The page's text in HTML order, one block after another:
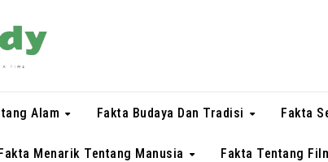
Alam Fakta Budaya Dan Tradisi Fakta
Menarik Tentang Manusia Fakta Tentang